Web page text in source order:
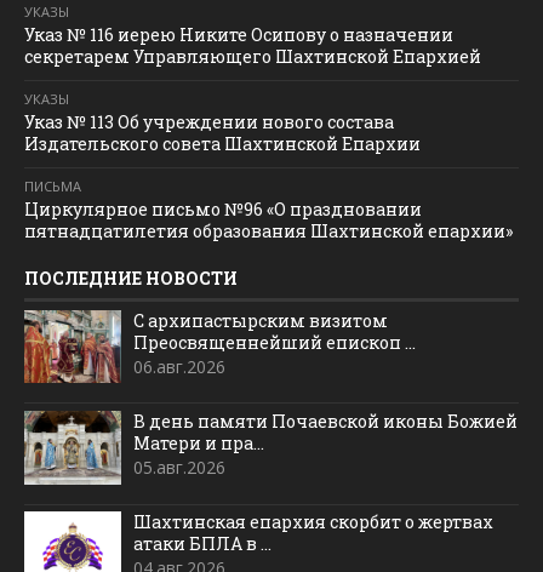
УКАЗЫ
Указ № 116 иерею Никите Осипову о назначении
секретарем Управляющего Шахтинской Епархией
УКАЗЫ
Указ № 113 Об учреждении нового состава
Издательского совета Шахтинской Епархии
ПИСЬМА
Циркулярное письмо №96 «О праздновании
пятнадцатилетия образования Шахтинской епархии»
ПОСЛЕДНИЕ НОВОСТИ
С архипастырским визитом
Преосвященнейший епископ ...
06.авг.2026
В день памяти Почаевской иконы Божией
Матери и пра...
05.авг.2026
Шахтинская епархия скорбит о жертвах
атаки БПЛА в ...